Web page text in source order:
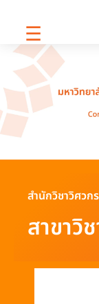
☰
สำนักวิชาวิศวก
สาขาวิ